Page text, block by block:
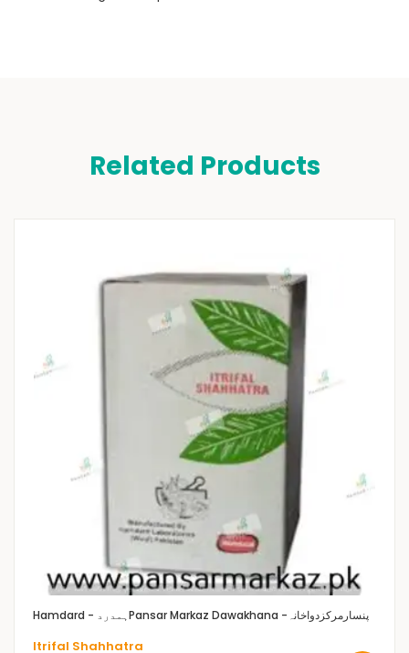
Related Products
Hamdard - ہمدرد Pansar Markaz Dawakhana -پنسارمرکزدواخانہ
Itrifal Shahhatra